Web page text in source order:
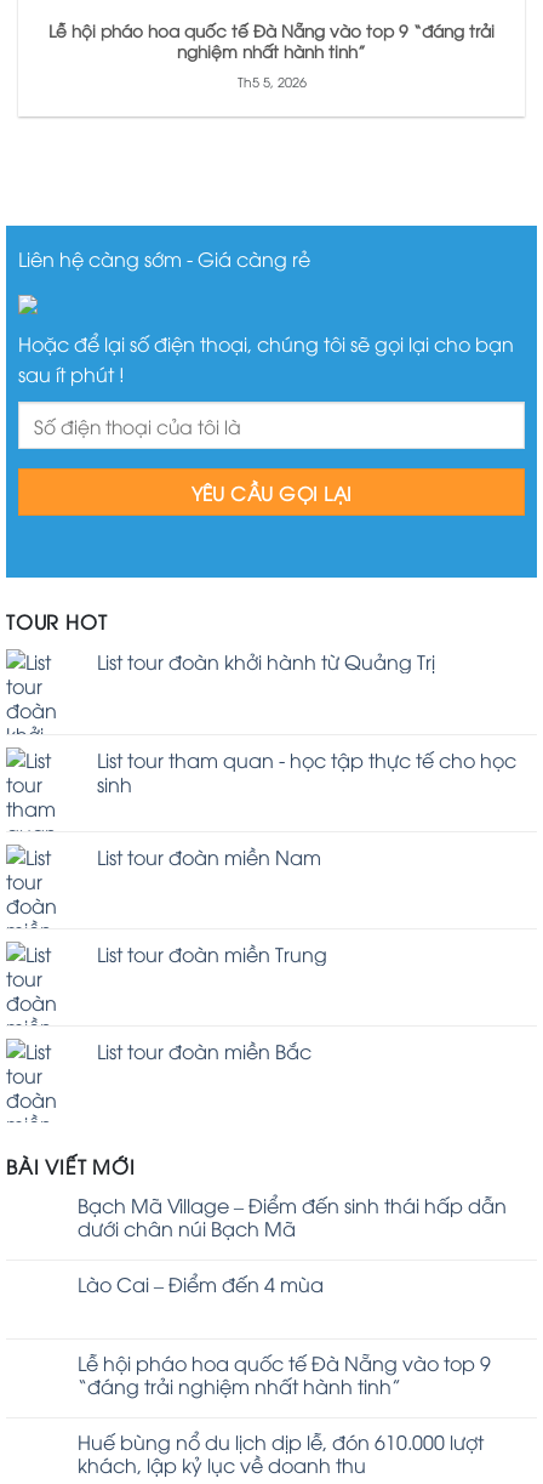
Lễ hội pháo hoa quốc tế Đà Nẵng vào top 9 “đáng trải
nghiệm nhất hành tinh”
Th5 5, 2026
Liên hệ càng sớm - Giá càng rẻ
Hoặc để lại số điện thoại, chúng tôi sẽ gọi lại cho bạn
sau ít phút !
TOUR HOT
List tour đoàn khởi hành từ Quảng Trị
List tour tham quan - học tập thực tế cho học
sinh
List tour đoàn miền Nam
List tour đoàn miền Trung
List tour đoàn miền Bắc
BÀI VIẾT MỚI
Bạch Mã Village – Điểm đến sinh thái hấp dẫn
dưới chân núi Bạch Mã
Lào Cai – Điểm đến 4 mùa
Lễ hội pháo hoa quốc tế Đà Nẵng vào top 9
“đáng trải nghiệm nhất hành tinh”
Huế bùng nổ du lịch dịp lễ, đón 610.000 lượt
khách, lập kỷ lục về doanh thu